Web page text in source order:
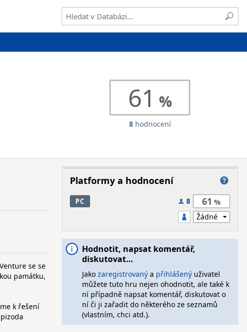
61
8hodnocení
se se
památku,
k řešení
Platformy a hodnocení
PC 8 61
Hodnotit, napsat komentář,
diskutovat…
Jako zaregistrovanýa přihlášenýuživatel
můžete tuto hru nejen ohodnotit, ale také k
ní případně napsat komentář, diskutovat o
ní či ji zařadit do některého ze seznamů
(vlastním, chci atd.).